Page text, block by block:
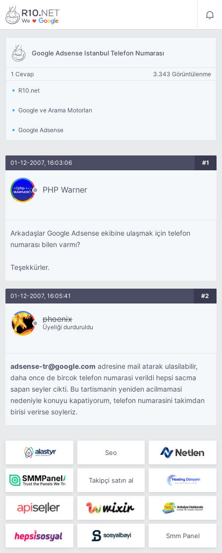
Google Adsense Istanbul Telefon Numarası
1 Cevap 3.343 Görüntülenme
R10.net
Google ve Arama Motorları
Google Adsense
01-12-2007, 16:03:06 #1
PHP Warner
Arkadaşlar Google Adsense ekibine ulaşmak için telefon
numarası bilen varmı?
Teşekkürler.
01-12-2007, 16:05:41 #2
phoenix
Üyeliği durduruldu
adsense-tr@google.com adresine mail atarak ulasilabilir,
daha once de bircok telefon numarasi verildi hepsi sacma
sapan seyler cikti. Bu tartismanin yeniden acilmamasi
nedeniyle konuyu kapatiyorum, telefon numarasini takimdan
birisi verirse soyleriz.
Seo
Takipçi satın al
Smm Panel